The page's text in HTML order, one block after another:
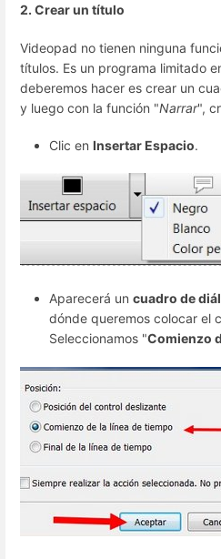
2. Crear un título
Videopad no tienen ninguna
títulos. Es un programa limitado
deberemos hacer es crear un
y luego con la función "Narrar",
Clic en Insertar Espacio.
Aparecerá un cuadro de
dónde queremos colocar el
Seleccionamos "Comienzo